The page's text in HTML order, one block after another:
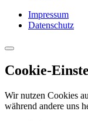
Impressum
Datenschutz
Cookie-
Wir nutzen Cookies
während andere uns